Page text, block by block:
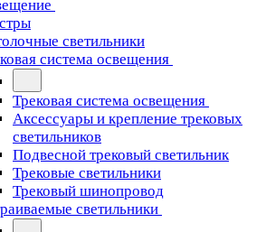
светильники
система освещения
Трековая система освещения
Аксессуары и крепление трековых
светильников
Подвесной трековый светильник
Трековые светильники
Трековый шинопровод
светильники